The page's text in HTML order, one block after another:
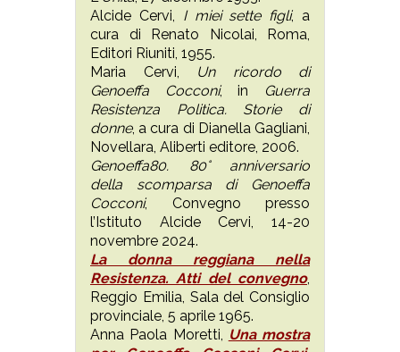
Alcide Cervi, I miei sette figli, a
cura di Renato Nicolai, Roma,
Editori Riuniti, 1955.
Maria Cervi,
Un ricordo di
Genoeffa Cocconi, in
Guerra
Resistenza Politica. Storie di
donne, a cura di Dianella Gagliani,
Novellara, Aliberti editore, 2006.
Genoeffa80. 80° anniversario
della scomparsa di Genoeffa
Cocconi, Convegno presso
l’Istituto Alcide Cervi, 14-20
novembre 2024.
La donna reggiana nella
Resistenza. Atti del convegno,
Reggio Emilia, Sala del Consiglio
provinciale, 5 aprile 1965.
Anna Paola Moretti, Una mostra